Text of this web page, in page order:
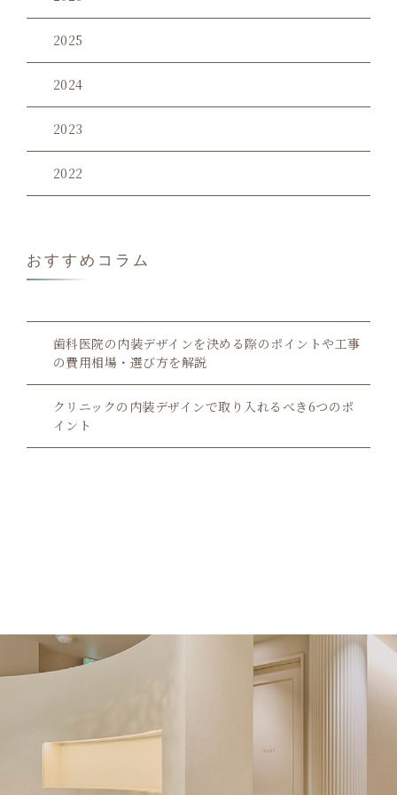
2025
2024
2023
2022
おすすめコラム
歯科医院の内装デザインを決める際のポイントや工事
の費用相場・選び方を解説
クリニックの内装デザインで取り入れるべき6つのポ
イント